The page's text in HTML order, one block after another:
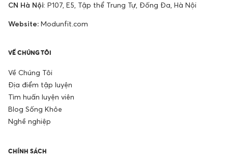
CN Hà Nội: P107, E5, Tập thể Trung Tự, Đống Đa, Hà Nội
Website: Modunfit.com
VỀ CHÚNG TÔI
Về Chúng Tôi
Địa điểm tập luyện
Tìm huấn luyện viên
Blog Sống Khỏe
Nghề nghiệp
CHÍNH SÁCH